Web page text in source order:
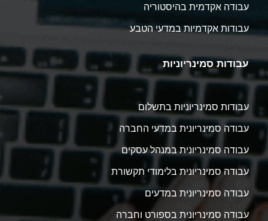
עבודה אקדמית בהיסטוריה
עבודות אקדמיות במדעי הטבע
עבודות סמינריוניות
עבודות סמינריוניות בתשלום
עבודה סמינריונית במדעי החברה
עבודה סמינריונית במנהל עסקים
עבודה סמינריונית בלימודי תקשורת
עבודה סמינריונית במדעים
עבודה סמינריונית בספורט וחברה